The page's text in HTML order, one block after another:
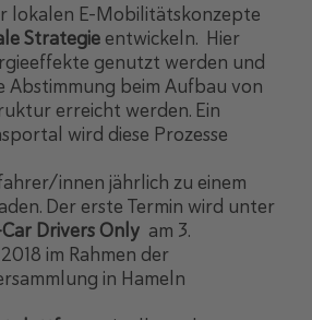
lokalen E-Mobilitätskonzepte
Strategie entwickeln. Hier
genutzt werden und
Abstimmung beim Aufbau von
erreicht werden. Ein
wird diese Prozesse
innen jährlich zu einem
Der erste Termin wird unter
Car Drivers Only am 3.
im Rahmen der
in Hameln